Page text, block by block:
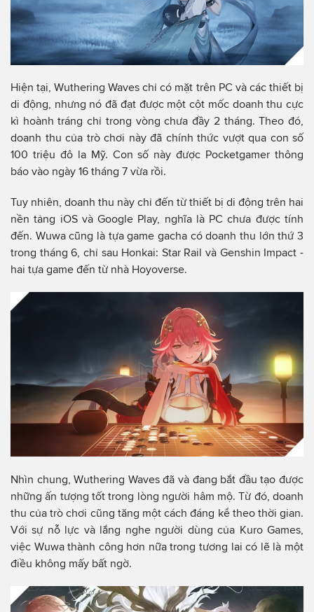
Hiện tại, Wuthering Waves chỉ có mặt trên PC và các thiết bị
di động, nhưng nó đã đạt được một cột mốc doanh thu cực
kì hoành tráng chỉ trong vòng chưa đầy 2 tháng. Theo đó,
doanh thu của trò chơi này đã chính thức vượt qua con số
100 triệu đô la Mỹ. Con số này được Pocketgamer thông
báo vào ngày 16 tháng 7 vừa rồi.
Tuy nhiên, doanh thu này chỉ đến từ thiết bị di động trên hai
nền tảng iOS và Google Play, nghĩa là PC chưa được tính
đến. Wuwa cũng là tựa game gacha có doanh thu lớn thứ 3
trong tháng 6, chỉ sau Honkai: Star Rail và Genshin Impact -
hai tựa game đến từ nhà Hoyoverse.
Nhìn chung, Wuthering Waves đã và đang bắt đầu tạo được
những ấn tượng tốt trong lòng người hâm mộ. Từ đó, doanh
thu của trò chơi cũng tăng một cách đáng kể theo thời gian.
Với sự nỗ lực và lắng nghe người dùng của Kuro Games,
việc Wuwa thành công hơn nữa trong tương lai có lẽ là một
điều không mấy bất ngờ.